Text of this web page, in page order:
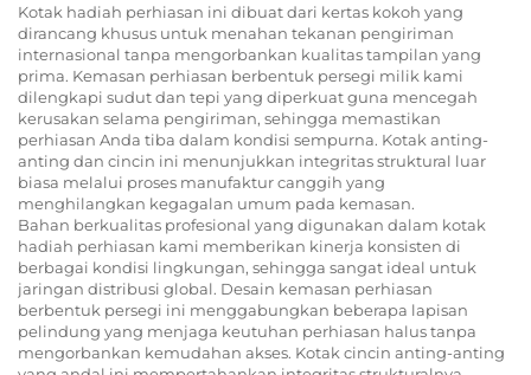
Kotak hadiah perhiasan ini dibuat dari kertas kokoh yang
dirancang khusus untuk menahan tekanan pengiriman
internasional tanpa mengorbankan kualitas tampilan yang
prima. Kemasan perhiasan berbentuk persegi milik kami
dilengkapi sudut dan tepi yang diperkuat guna mencegah
kerusakan selama pengiriman, sehingga memastikan
perhiasan Anda tiba dalam kondisi sempurna. Kotak anting-
anting dan cincin ini menunjukkan integritas struktural luar
biasa melalui proses manufaktur canggih yang
menghilangkan kegagalan umum pada kemasan.
Bahan berkualitas profesional yang digunakan dalam kotak
hadiah perhiasan kami memberikan kinerja konsisten di
berbagai kondisi lingkungan, sehingga sangat ideal untuk
jaringan distribusi global. Desain kemasan perhiasan
berbentuk persegi ini menggabungkan beberapa lapisan
pelindung yang menjaga keutuhan perhiasan halus tanpa
mengorbankan kemudahan akses. Kotak cincin anting-anting